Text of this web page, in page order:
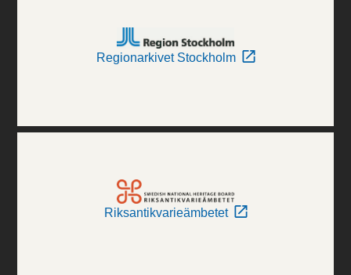
Regionarkivet Stockholm
Riksantikvarieämbetet